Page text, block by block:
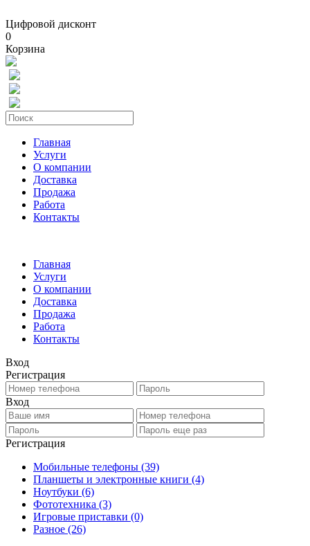
Цифровой дисконт
0
Корзина
Главная
Услуги
О компании
Доставка
Продажа
Работа
Контакты
Главная
Услуги
О компании
Доставка
Продажа
Работа
Контакты
Вход
Регистрация
Вход
Регистрация
Мобильные телефоны (39)
Планшеты и электронные книги (4)
Ноутбуки (6)
Фототехника (3)
Игровые приставки (0)
Разное (26)